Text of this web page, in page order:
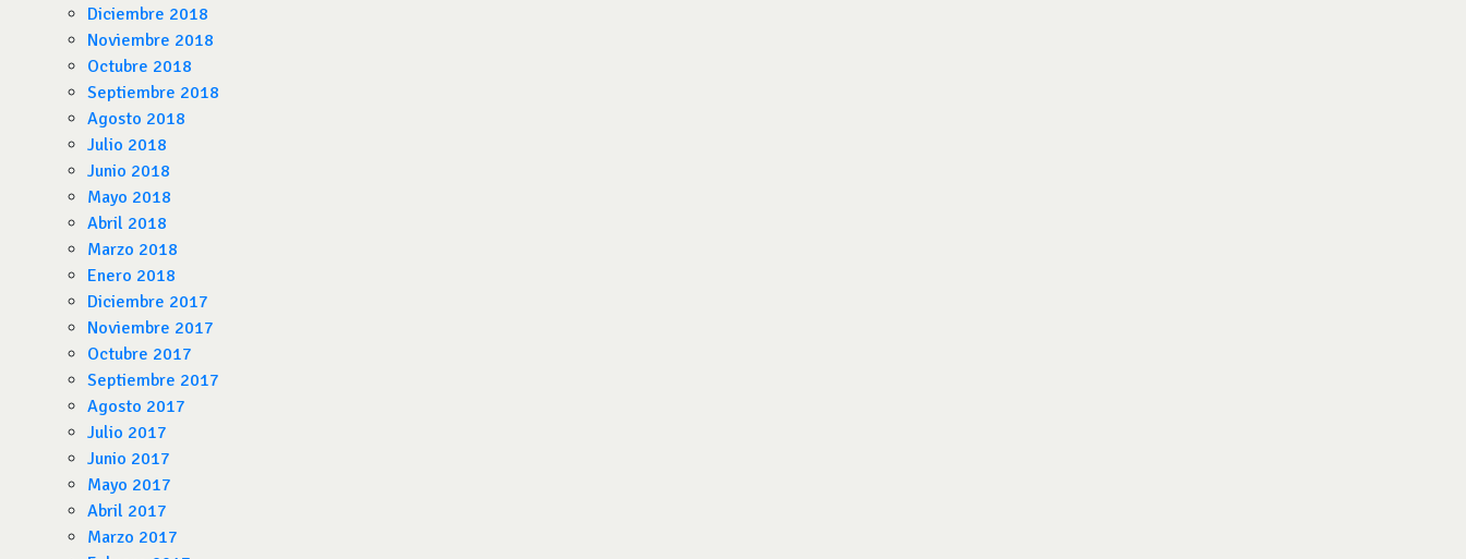
Diciembre 2018
Noviembre 2018
Octubre 2018
Septiembre 2018
Agosto 2018
Julio 2018
Junio 2018
Mayo 2018
Abril 2018
Marzo 2018
Enero 2018
Diciembre 2017
Noviembre 2017
Octubre 2017
Septiembre 2017
Agosto 2017
Julio 2017
Junio 2017
Mayo 2017
Abril 2017
Marzo 2017